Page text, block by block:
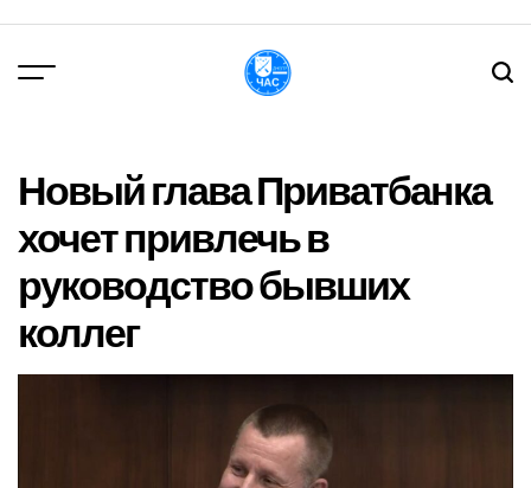
вмісту
Новый глава Приватбанка
хочет привлечь в
руководство бывших
коллег